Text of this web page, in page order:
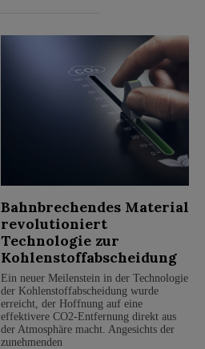
Bahnbrechendes Material
revolutioniert
Technologie zur
Kohlenstoffabscheidung
Ein neuer Meilenstein in der Technologie
der Kohlenstoffabscheidung wurde
erreicht, der Hoffnung auf eine
effektivere CO2-Entfernung direkt aus
der Atmosphäre macht. Angesichts der
zunehmenden